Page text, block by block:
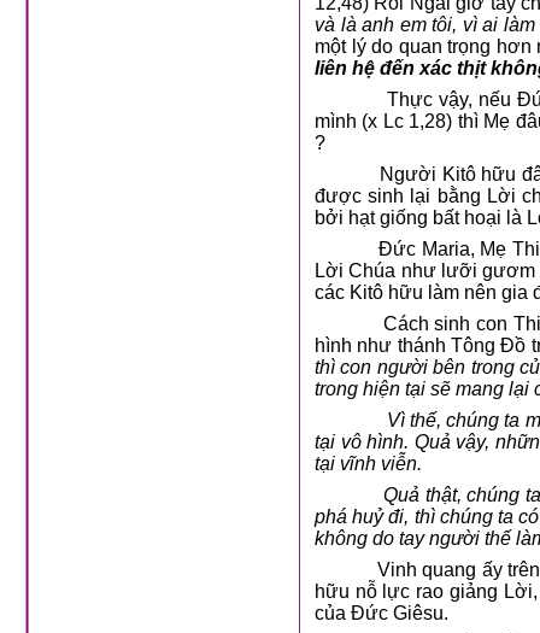
và là anh em tôi, vì ai
một lý do quan trọng
liên hệ đến xác thịt
Thực vậy, nếu Đức
mình (x Lc 1,28) thì Mẹ
?
Người Kitô hữu đâu
được sinh lại bằng Lời
bởi hạt giống bất hoại là
Đức Maria, Mẹ Thiên
Lời Chúa như lưỡi gươm
các Kitô hữu làm nên gia
Cách sinh con Thiên
hình như thánh Tông Đồ
thì con người bên trong
trong hiện tại sẽ mang lại
Vì thế, chúng ta mới
tại vô hình. Quả vậy,
tại vĩnh viễn.
Quả thật, chúng ta
phá huỷ đi, thì chúng ta
không do tay người thế
Vinh quang ấy trên
hữu nỗ lực rao giảng Lời,
của Đức Giêsu.